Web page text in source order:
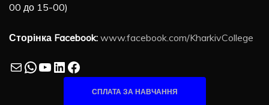
00 до 15-00)
Сторінка Facebook: www.facebook.com/KharkivCollege
MailWhatsApp
YouTube
LinkedIn
Facebook
СПЛАТА ЗА НАВЧАННЯ